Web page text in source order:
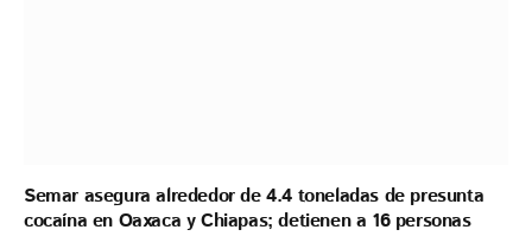
Semar asegura alrededor de 4.4 toneladas de presunta
cocaína en Oaxaca y Chiapas; detienen a 16 personas